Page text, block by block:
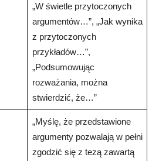
„W świetle przytoczonych
argumentów…”, „Jak wynika
z przytoczonych
przykładów…”,
„Podsumowując
rozważania, można
stwierdzić, że…”
„Myślę, że przedstawione
argumenty pozwalają w pełni
zgodzić się z tezą zawartą